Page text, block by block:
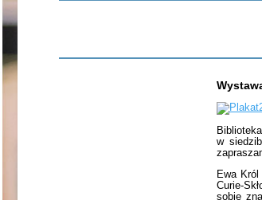
w
Ewa
Curie-
sobie